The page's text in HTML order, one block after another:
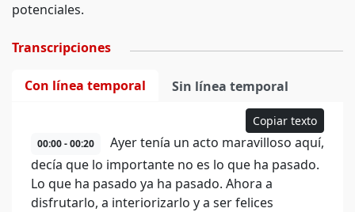
potenciales.
Transcripciones
Con línea temporal Sin línea temporal
Copiar texto
00:00 - 00:20
Ayer tenía un acto maravilloso aquí,
decía que lo importante no es lo que ha pasado.
Lo que ha pasado ya ha pasado. Ahora a
disfrutarlo, a interiorizarlo y a ser felices